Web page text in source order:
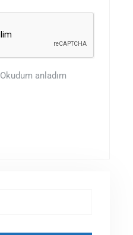
Okudum anladım